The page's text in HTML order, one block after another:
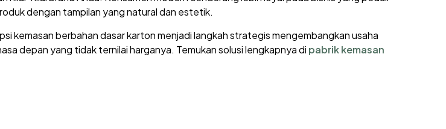
dengan tampilan yang natural dan estetik.
kemasan berbahan dasar karton menjadi langkah strategis mengembangkan usaha
depan yang tidak ternilai harganya. Temukan solusi lengkapnya di pabrik kemasan